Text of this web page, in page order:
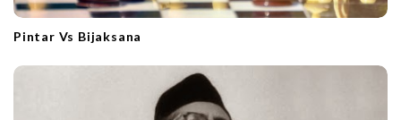
Pintar Vs Bijaksana